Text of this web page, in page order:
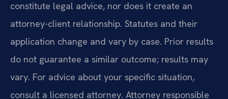
constitute legal advice, nor does it create an
attorney-client relationship. Statutes and their
application change and vary by case. Prior results
do not guarantee a similar outcome; results may
vary. For advice about your specific situation,
consult a licensed attorney. Attorney responsible